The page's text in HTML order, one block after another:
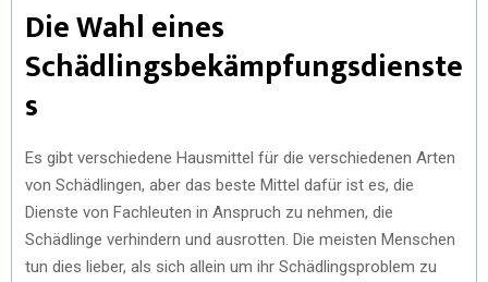
Die Wahl eines
Schädlingsbekämpfungsdienste
s
Es gibt verschiedene Hausmittel für die verschiedenen Arten
von Schädlingen, aber das beste Mittel dafür ist es, die
Dienste von Fachleuten in Anspruch zu nehmen, die
Schädlinge verhindern und ausrotten. Die meisten Menschen
tun dies lieber, als sich allein um ihr Schädlingsproblem zu